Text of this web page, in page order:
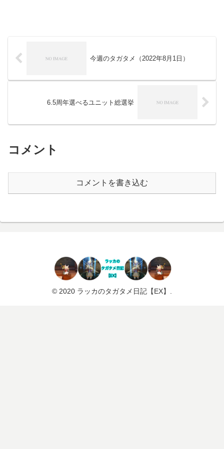
今週のタガタメ（2022年8月1日）
6.5周年選べるユニット総選挙
コメント
コメントを書き込む
© 2020 ラッカのタガタメ日記【EX】.